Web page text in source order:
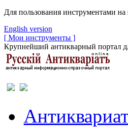
Для пользования инструментами на
English version
[ Мои инструменты ]
Крупнейший антикварный портал